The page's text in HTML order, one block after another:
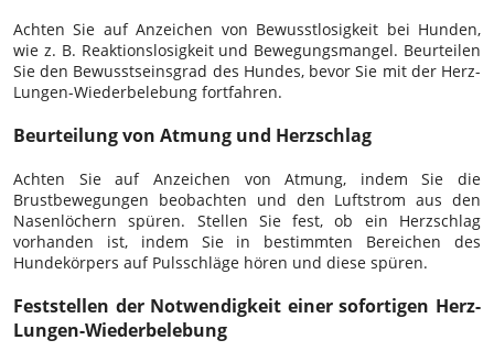
Achten Sie auf Anzeichen von Bewusstlosigkeit bei Hunden,
wie z. B. Reaktionslosigkeit und Bewegungsmangel. Beurteilen
Sie den Bewusstseinsgrad des Hundes, bevor Sie mit der Herz-
Lungen-Wiederbelebung fortfahren.
Beurteilung von Atmung und Herzschlag
Achten Sie auf Anzeichen von Atmung, indem Sie die
Brustbewegungen beobachten und den Luftstrom aus den
Nasenlöchern spüren. Stellen Sie fest, ob ein Herzschlag
vorhanden ist, indem Sie in bestimmten Bereichen des
Hundekörpers auf Pulsschläge hören und diese spüren.
Feststellen der Notwendigkeit einer sofortigen Herz-
Lungen-Wiederbelebung